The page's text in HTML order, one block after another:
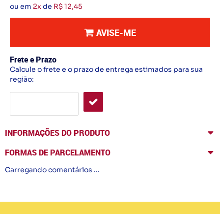
ou em 2xde R$ 12,45
AVISE-ME
Frete e Prazo
Calcule o frete e o prazo de entrega estimados para sua
região:
INFORMAÇÕES DO PRODUTO
FORMAS DE PARCELAMENTO
Carregando comentários ...